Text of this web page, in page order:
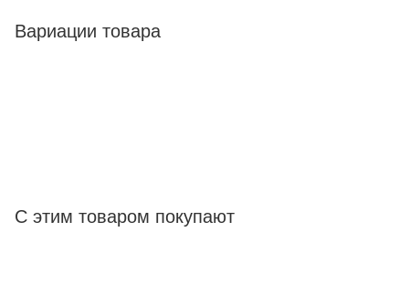
Вариации товара
С этим товаром покупают